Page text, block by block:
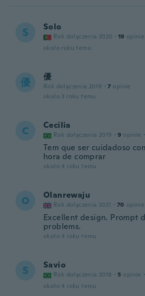
S Solo
Rok dołączenia 2020 · 19 opinie
około roku temu
優 優
Rok dołączenia 2019 · 7 opinie
około 3 roku temu
C Cecilia
Rok dołączenia 2019 · 9 opinie ·
Tem que ser cuidadoso
hora de comprar
około 4 roku temu
O Olanrewaju
Rok dołączenia 2021 · 70 opinie
Excellent design. Prompt
problems.
około 4 roku temu
S Savio
Rok dołączenia 2018 · 5 opinie ·
około 4 roku temu